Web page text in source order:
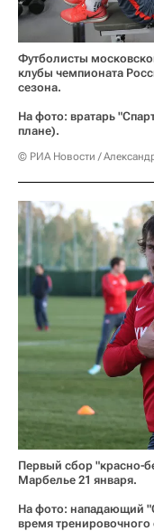
Футболисты
клубы чемпионата
сезона.
На фото: вратарь
плане).
© РИА Новости /
Первый сбор "красно-
Марбелье 21 января.
На фото: нападающий
время